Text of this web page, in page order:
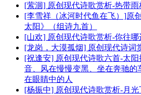
[萦洄] 原创现代诗歌赏析-热带雨
[李雪祥（冰河时代鱼在飞）]原
太阳》（组诗九首）
[山欢] 原创现代诗歌赏析-你往哪
[龙岗，大漠孤烟] 原创现代诗词
[祝逢安] 原创现代诗歌六首-太
音、风在慢慢变黑、坐在奔驰的
在眼睛中的人
[杨振中] 原创现代诗歌赏析-月